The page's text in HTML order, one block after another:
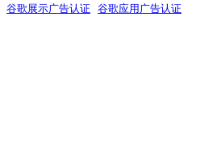
谷歌展示广告认证 谷歌应用广告认证